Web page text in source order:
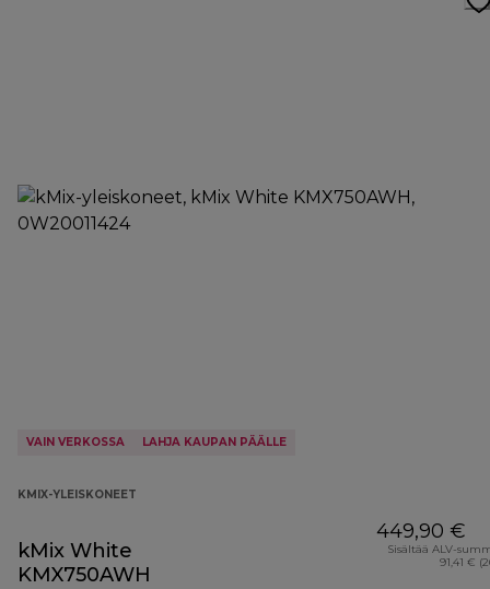
VAIN VERKOSSA LAHJA KAUPAN PÄÄLLE
KMIX-YLEISKONEET
kMix White
KMX750AWH
449,90 €
Sisältää ALV-
91,41 €